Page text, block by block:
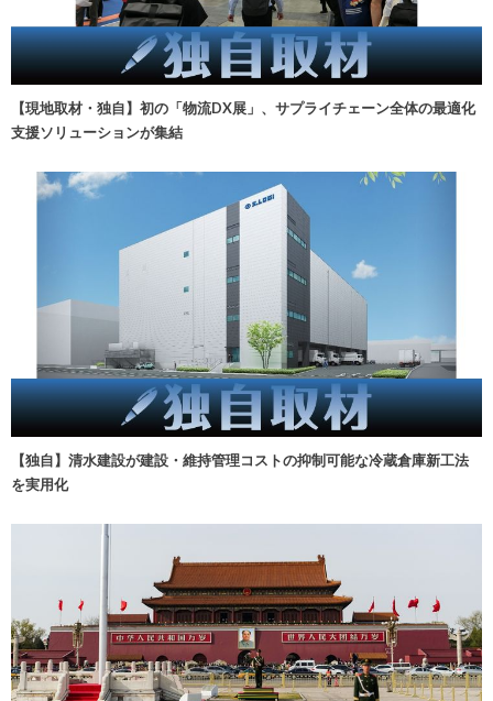
【現地取材・独自】初の「物流DX展」、サプライチェーン全体の最適化
支援ソリューションが集結
【独自】清水建設が建設・維持管理コストの抑制可能な冷蔵倉庫新工法
を実用化